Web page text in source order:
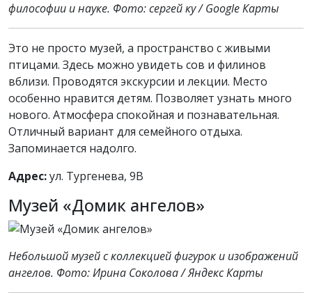
философии и науке. Фото: сергей ку / Google Карты
Это не просто музей, а пространство с живыми
птицами. Здесь можно увидеть сов и филинов
вблизи. Проводятся экскурсии и лекции. Место
особенно нравится детям. Позволяет узнать много
нового. Атмосфера спокойная и познавательная.
Отличный вариант для семейного отдыха.
Запоминается надолго.
Адрес:ул. Тургенева, 9В
Музей «Домик ангелов»
Небольшой музей с коллекцией фигурок и изображений
ангелов. Фото: Ирина Соколова / Яндекс Карты